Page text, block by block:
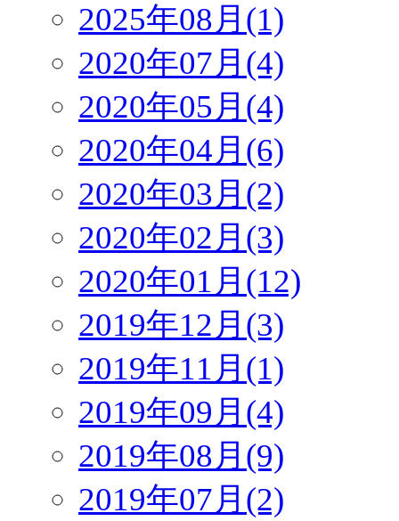
2025年08月(1)
2020年07月(4)
2020年05月(4)
2020年04月(6)
2020年03月(2)
2020年02月(3)
2020年01月(12)
2019年12月(3)
2019年11月(1)
2019年09月(4)
2019年08月(9)
2019年07月(2)